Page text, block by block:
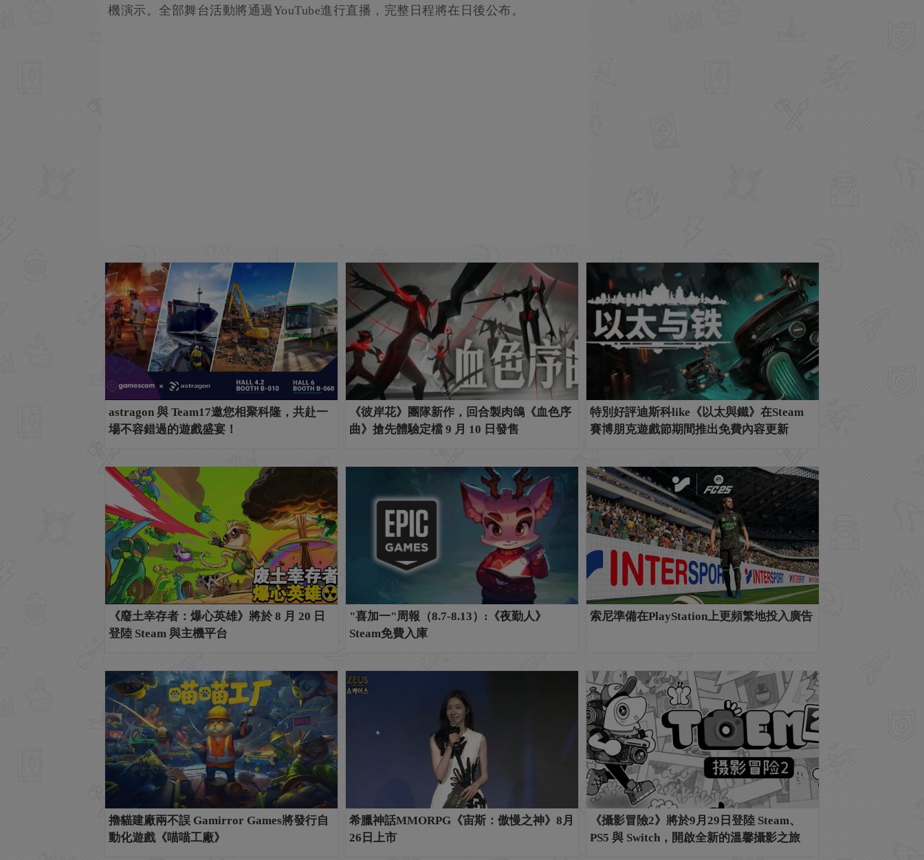
機演示。全部舞台活動將通過YouTube進行直播，完整日程將在日後公布。
astragon 與 Team17邀您相聚科隆，共赴一
場不容錯過的遊戲盛宴！
《彼岸花》團隊新作，回合製肉鴿《血色序
曲》搶先體驗定檔 9 月 10 日發售
特別好評迪斯科like《以太與鐵》在Steam
賽博朋克遊戲節期間推出免費內容更新
《廢土幸存者：爆心英雄》將於 8 月 20 日
登陸 Steam 與主機平台
"喜加一"周報（8.7-8.13）:《夜勤人》
Steam免費入庫
索尼準備在PlayStation上更頻繁地投入廣告
擼貓建廠兩不誤 Gamirror Games將發行自
動化遊戲《喵喵工廠》
希臘神話MMORPG《宙斯：傲慢之神》8月
26日上市
《攝影冒險2》將於9月29日登陸 Steam、
PS5 與 Switch，開啟全新的溫馨攝影之旅